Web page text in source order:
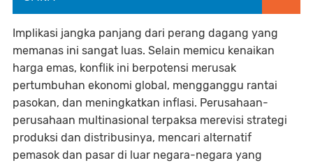
Implikasi jangka panjang dari perang dagang yang
memanas ini sangat luas. Selain memicu kenaikan
harga emas, konflik ini berpotensi merusak
pertumbuhan ekonomi global, mengganggu rantai
pasokan, dan meningkatkan inflasi. Perusahaan-
perusahaan multinasional terpaksa merevisi strategi
produksi dan distribusinya, mencari alternatif
pemasok dan pasar di luar negara-negara yang